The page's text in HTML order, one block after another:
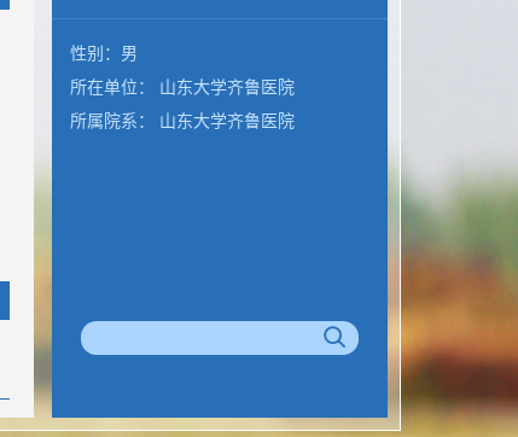
性别：男
所在单位： 山东大学齐鲁医院
所属院系： 山东大学齐鲁医院